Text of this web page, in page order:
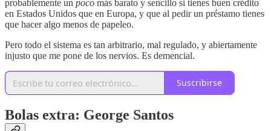
probablemente un poco más barato y sencillo si tienes buen crédito
en Estados Unidos que en Europa, y que al pedir un préstamo tienes
que hacer algo menos de papeleo.
Pero todo el sistema es tan arbitrario, mal regulado, y abiertamente
injusto que me pone de los nervios. Es demencial.
Suscribirse
Bolas extra: George Santos